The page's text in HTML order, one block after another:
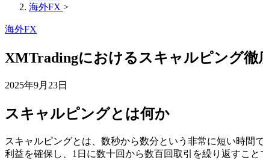
海外FX >
海外FX
XMTradingにおけるスキャルピング徹
2025年9月23日
スキャルピングとは何か
スキャルピングとは、数秒から数分という非常に短い時間
利益を確保し、1日に数十回から数百回取引を繰り返すこ